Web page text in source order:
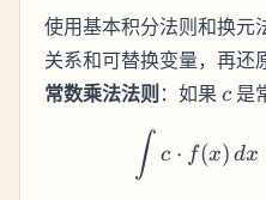
使用基本积分法则和换元
关系和可替换变量，再还
常数乘法法则：如果 c
c 是
∫ c ⋅ f(x) dx